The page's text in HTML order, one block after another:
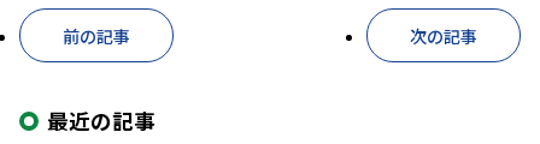
前の記事 次の記事
最近の記事